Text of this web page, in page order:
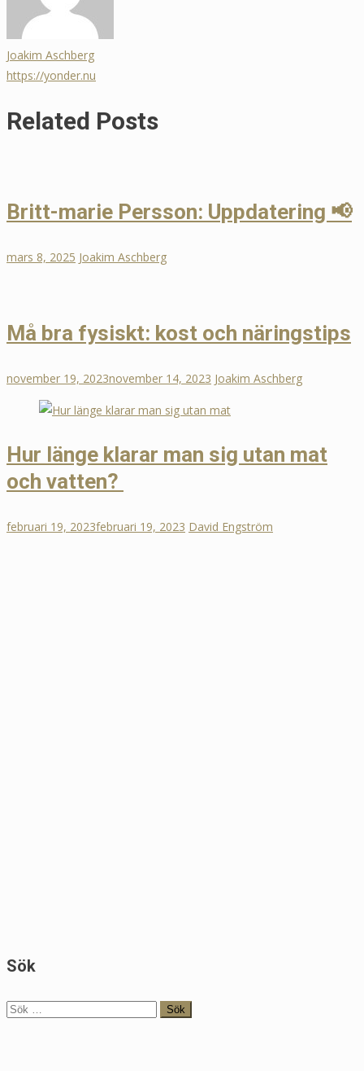
Joakim Aschberg
https://yonder.nu
Related Posts
Britt-marie Persson: Uppdatering 📢
mars 8, 2025 Joakim Aschberg
Må bra fysiskt: kost och näringstips
november 19, 2023november 14, 2023 Joakim Aschberg
Hur länge klarar man sig utan mat
och vatten?
februari 19, 2023februari 19, 2023 David Engström
Sök
Sök